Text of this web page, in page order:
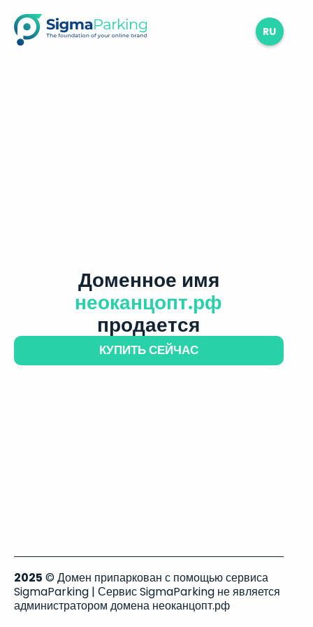
RU
Доменное имя
неоканцопт.рф
продается
КУПИТЬ СЕЙЧАС
2025 © Домен припаркован с помощью сервиса
SigmaParking | Сервис SigmaParking не является
администратором домена неоканцопт.рф